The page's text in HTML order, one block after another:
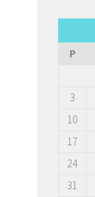
P
3
10
17
24
31